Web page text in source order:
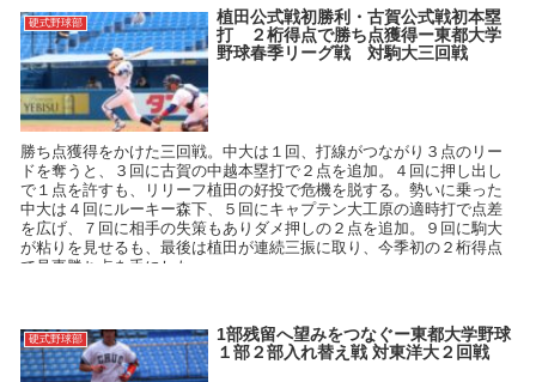
硬式野球部
植田公式戦初勝利・古賀公式戦初本塁
打 ２桁得点で勝ち点獲得ー東都大学
野球春季リーグ戦 対駒大三回戦
勝ち点獲得をかけた三回戦。中大は１回、打線がつながり３点のリー
ドを奪うと、３回に古賀の中越本塁打で２点を追加。４回に押し出し
で１点を許すも、リリーフ植田の好投で危機を脱する。勢いに乗った
中大は４回にルーキー森下、５回にキャプテン大工原の適時打で点差
を広げ、７回に相手の失策もありダメ押しの２点を追加。９回に駒大
が粘りを見せるも、最後は植田が連続三振に取り、今季初の２桁得点
で見事勝ち点を手にした。
硬式野球部
1部残留へ望みをつなぐー東都大学野球
１部２部入れ替え戦 対東洋大２回戦